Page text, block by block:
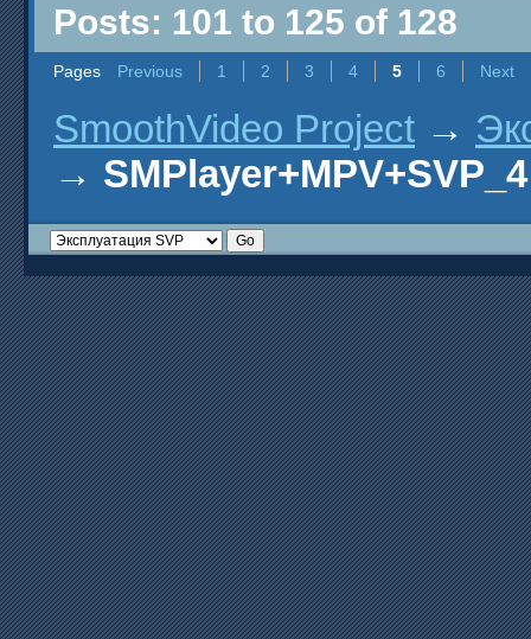
Posts: 101 to 125 of 128
Pages Previous 1 2 3 4 5 6 Next
SmoothVideo Project →
→ SMPlayer+MPV+SVP_4